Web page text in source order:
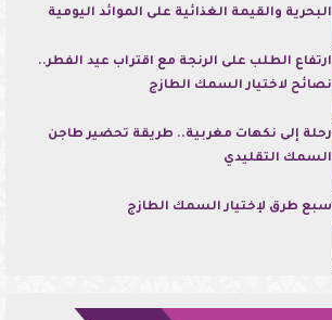
البحرية والقيمة الغذائية على الموائد اليومية
ارتفاع الطلب على الرنجة مع اقتراب عيد الفطر..
نصائح لاختيار السمك الطازج
رحلة إلى نكهات مغربية.. طريقة تحضير طاجن
السمك التقليدي
سبع طرق لإختيار السمك الطازج